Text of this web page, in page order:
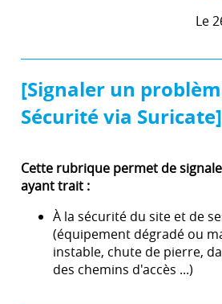
Le
[Signaler un
Sécurité via Suricate]
Cette rubrique permet de
ayant trait :
À la sécurité du site et de
(équipement dégradé ou
instable, chute de pierre,
des chemins d'accès ...)